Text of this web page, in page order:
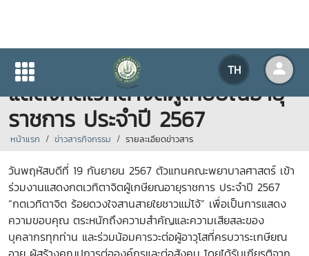
TH
คณะพยาบาลศาสตร์ เข้าร่วมงาน
แสดงกตเวทิตาจิตผู้เกษียณอายุ
ราชการ ประจำปี 2567
หน้าแรก ข่าวสารกิจกรรม รายละเอียดข่าวสาร
วันพฤหัสบดีที่ 19 กันยายน 2567 ตัวแทนคณะพยาบาลศาสตร์ เข้า
ร่วมงานแสดงกตเวทิตาจิตผู้เกษียณอายุราชการ ประจำปี 2567
“กตเวทิตาจิต ร้อยดวงใจสานสายใยชาวแม่โจ้” เพื่อเป็นการแสดง
ความขอบคุณ ตระหนักถึงความสำคัญและความเสียสละของ
บุคลากรทุกท่าน และร่วมน้อมคารวะต่อผู้อาวุโสที่ครบวาระเกษียณ